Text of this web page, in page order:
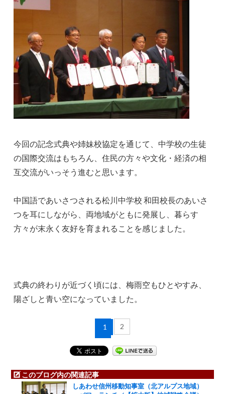
今回の記念式典や姉妹校協定を通じて、中学校の生徒
の国際交流はもちろん、住民の方々や文化・経済の相
互交流がいっそう進むと思います。
中国語であいさつされる松川中学校 和田校長のあいさ
つを耳にしながら、両地域がともに発展し、暮らす
方々が末永く友好を育まれることを感じました。
式典の終わりが近づく頃には、梅雨空もひとやすみ、
陽ざしと青い空になっていました。
1 2
このブログ内の関連記事
しあわせ信州移動知事室（北アルプス地域）